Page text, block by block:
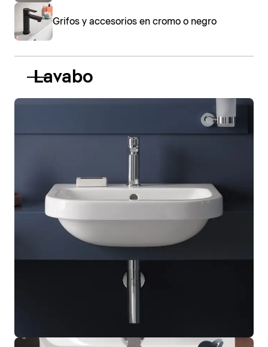
Grifos y accesorios en cromo o negro
Lavabo